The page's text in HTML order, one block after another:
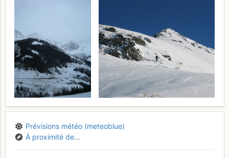
Prévisions météo (meteoblue)
À proximité de...